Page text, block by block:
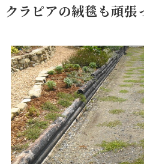
クラピアの絨毯も頑張